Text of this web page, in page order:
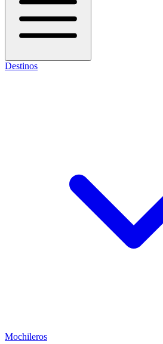
Destinos
Mochileros